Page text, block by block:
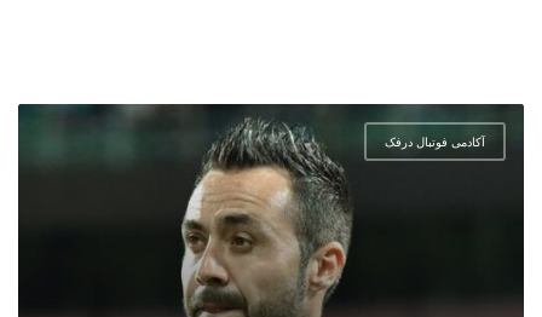
آکادمی فوتبال درفک